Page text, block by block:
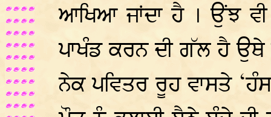
ਆਖਿਆ ਜਾਂਦਾ ਹੈ । ਉਂਝ
ਪਾਖੰਡ ਕਰਨ ਦੀ ਗੱਲ ਹੈ
ਨੇਕ ਪਵਿਤਰ ਰੂਹ ਵਾਸਤੇ